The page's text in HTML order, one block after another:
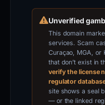
Unverified
This domain
services. Scam
Curaçao, MGA, or
that don’t exist in
verify the license
regulator
site shows a seal
— or the linked